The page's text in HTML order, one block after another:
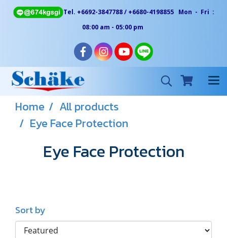
Tel. +6692-3847788 / +6680-4198855 Mon - Fri :
08:00 am - 05:00 pm
Home
All products
Eye Face Protection
Eye Face Protection
Sort by